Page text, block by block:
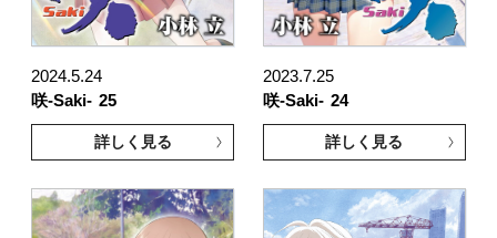
2024.5.24
咲-Saki- 25
詳しく見る
2023.7.25
咲-Saki- 24
詳しく見る